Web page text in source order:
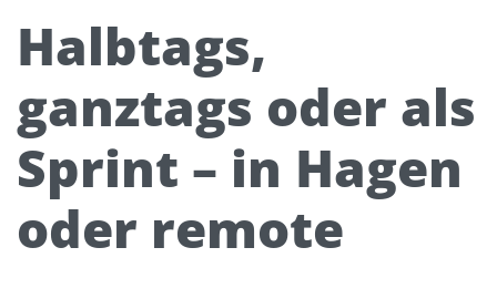
Halbtags,
ganztags oder als
Sprint – in Hagen
oder remote